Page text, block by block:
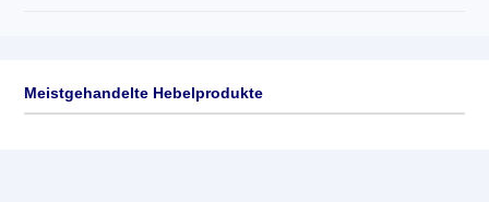
Meistgehandelte Hebelprodukte